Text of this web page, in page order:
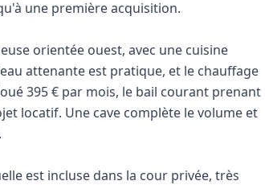
une première acquisition.
orientée ouest, avec une cuisine
attenante est pratique, et le chauffage
395 € par mois, le bail courant prenant
locatif. Une cave complète le volume et
est incluse dans la cour privée, très